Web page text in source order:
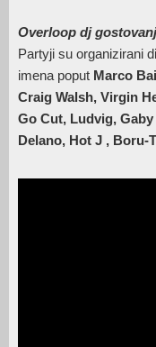
Overloop dj
Partyji su organizirani
imena poput Marco
Craig Walsh, Virgin
Go Cut, Ludvig,
Delano, Hot J , Boru-